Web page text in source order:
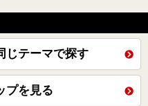
じテーマで探す
プを見る